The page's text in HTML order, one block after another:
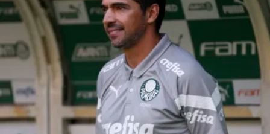
CÓDIGO
DE
INDICAÇÃO
BET365
CÓDIGO
BETANO
MELHORES
CORINTHIANS
SÃO
PAULO
SANTOS
FLAMENGO
LIBERTADORES
COPA
DO
BRASIL
PREMIER
LEAGUE
MERCADO
DA
BOLA
PALPITES